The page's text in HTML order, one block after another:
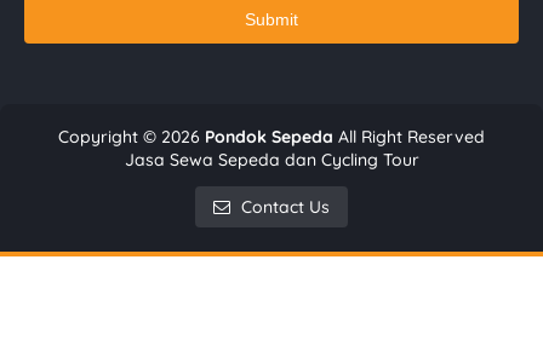
Copyright © 2026 Pondok Sepeda All Right Reserved
Jasa Sewa Sepeda dan Cycling Tour
Contact Us